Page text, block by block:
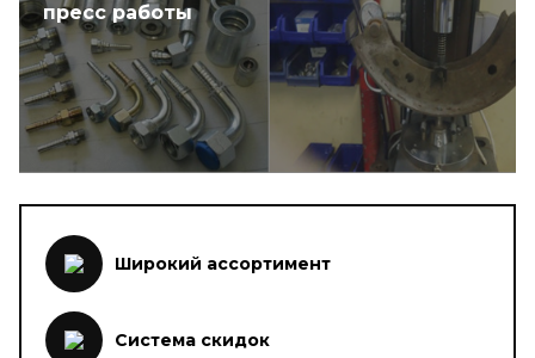
пресс работы
Широкий ассортимент
Система скидок